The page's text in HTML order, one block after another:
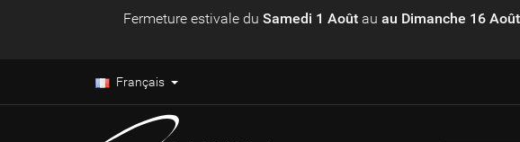
Fermeture estivale du Samedi 1 Août au au Dimanche 16
Français